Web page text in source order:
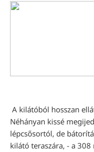
A kilátóból hosszan
Néhányan kissé
lépcsősortól, de
kilátó teraszára, - a